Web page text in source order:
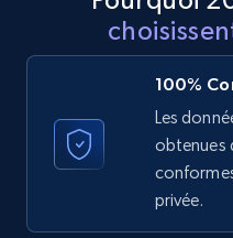
price, and more.
323+
Etsy - Collect data
100%
Les
obtenues
privée.